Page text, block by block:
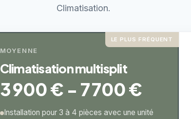
Climatisation.
LE PLUS FRÉQUENT
MOYENNE
Climatisation multisplit
3 900 € - 7 700 €
Installation pour 3 à 4 pièces avec une unité